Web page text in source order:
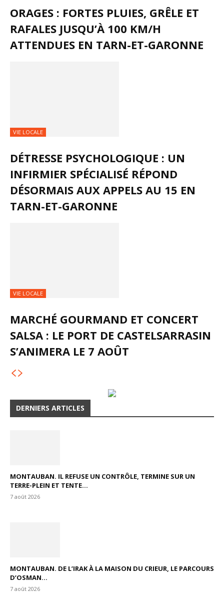
ORAGES : FORTES PLUIES, GRÊLE ET
RAFALES JUSQU’À 100 KM/H
ATTENDUES EN TARN-ET-GARONNE
VIE LOCALE
DÉTRESSE PSYCHOLOGIQUE : UN
INFIRMIER SPÉCIALISÉ RÉPOND
DÉSORMAIS AUX APPELS AU 15 EN
TARN-ET-GARONNE
VIE LOCALE
MARCHÉ GOURMAND ET CONCERT
SALSA : LE PORT DE CASTELSARRASIN
S’ANIMERA LE 7 AOÛT
DERNIERS ARTICLES
MONTAUBAN. IL REFUSE UN CONTRÔLE, TERMINE SUR UN
TERRE-PLEIN ET TENTE...
7 août 2026
MONTAUBAN. DE L’IRAK À LA MAISON DU CRIEUR, LE PARCOURS
D’OSMAN...
7 août 2026